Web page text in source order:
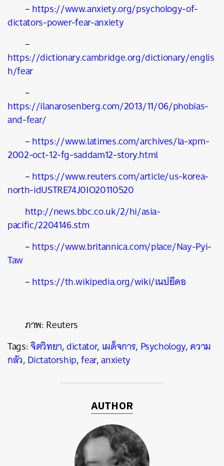
–https://www.anxiety.org/psychology-of-
dictators-power-fear-anxiety
–
https://dictionary.cambridge.org/dictionary/englis
h/fear
–
https://ilanarosenberg.com/2013/11/06/phobias-
and-fear/
–https://www.latimes.com/archives/la-xpm-
2002-oct-12-fg-saddam12-story.html
–https://www.reuters.com/article/us-korea-
north-idUSTRE74J0IO20110520
http://news.bbc.co.uk/2/hi/asia-
pacific/2204146.stm
–https://www.britannica.com/place/Nay-Pyi-
Taw
–https://th.wikipedia.org/wiki/เนปยีดอ
ภาพ: Reuters
Tags:จิตวิทยา,dictator, เผด็จการ, Psychology,ความ
กลัว,Dictatorship,fear,anxiety
AUTHOR